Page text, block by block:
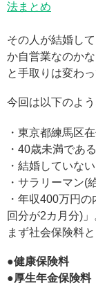
法まとめ
その人が結婚し
か自営業なのか
と手取りは変わっ
今回は以下のよ
・東京都練馬区
・40歳未満であ
・結婚していな
・サラリーマン(
・年収400万円
回分が2カ月分)」
まず社会保険料
●健康保険料
●厚生年金保険料